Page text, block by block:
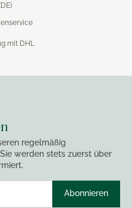
mit DHL
regelmäßig
werden stets zuerst über
Abonnieren